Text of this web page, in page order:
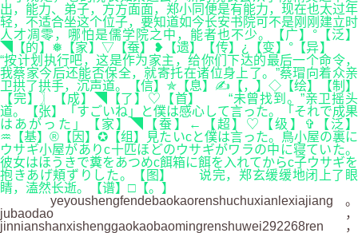
出，能力、弟子，方方面面，郑小同便是有能力，现在也太过年
轻，不适合坐这个位子，要知道如今长安书院可不是刚刚建立时
人才凋零，哪怕是儒学院之中，能者也不少。【广】°【泛】
◥【的】❅【家】▽【蚕】❥【遗】【传】¿【变】°【异】
“按计划执行吧，这是作为家主，给你们下达的最后一个命令，
我蔡家今后还能否保全，就寄托在诸位身上了。”蔡瑁向着众亲
卫拱了拱手，沉声道。【信】✯【息】✍【，】◇【绘】【制】
【完】〗【成】◥【了】♡【首】 “未曾找到。”亲卫摇头
道。【张】「すごいね」と僕は感心して言った。「それで成果
はあがった」【家】◥【蚕】←【超】♡【级】✞【泛】
♒【基】®【因】✪【组】見たいcと僕は言った。鳥小屋の裏に
ウサギ小屋がありc十匹ほどのウサギがワラの中に寝ていた。
彼女はほうきで糞をあつめc餌箱に餌を入れてからc子ウサギを
抱きあげ頬ずりした。【图】 说完，郑玄缓缓地闭上了眼
睛，溘然长逝。【谱】□【。】
yeyoushengfendebaokaorenshuchuxianlexiajiang。
jubaodao，
jinnianshanxishenggaokaobaomingrenshuwei292268ren，